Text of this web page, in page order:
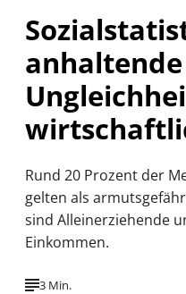
anhaltende
Rund 20 Prozent der
gelten als
sind Alleinerziehende
Einkommen.
3 Min.